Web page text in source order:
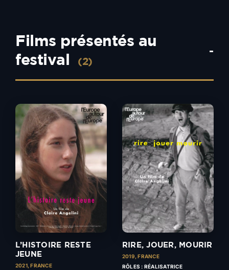
Films présentés au
festival
(2)
-
L’HISTOIRE RESTE
JEUNE
2021,FRANCE
RIRE, JOUER, MOURIR
2019,FRANCE
RÔLES : RÉALISATRICE